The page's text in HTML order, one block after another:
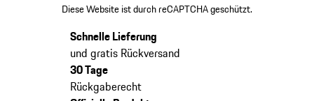
Diese Website ist durch reCAPTCHA geschützt.
Schnelle Lieferung
und gratis Rückversand
30 Tage
Rückgaberecht